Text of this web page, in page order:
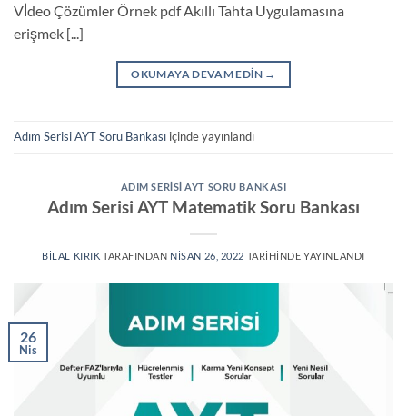
Vİdeo Çözümler Örnek pdf Akıllı Tahta Uygulamasına
erişmek [...]
OKUMAYA DEVAM EDIN →
Adım Serisi AYT Soru Bankası içinde yayınlandı
ADIM SERISI AYT SORU BANKASI
Adım Serisi AYT Matematik Soru Bankası
BILAL KIRIK TARAFINDAN NISAN 26, 2022 TARIHINDE YAYINLANDI
26
Nis